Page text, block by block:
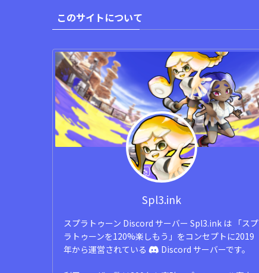
このサイトについて
Spl3.ink
スプラトゥーン Discord サーバー Spl3.ink は 「スプ
ラトゥーンを120%楽しもう」をコンセプトに2019
年から運営されている
Discord サーバーです。